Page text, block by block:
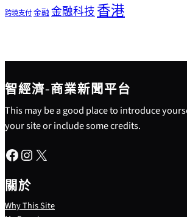
跨境支付金融 金融科技 香港
智經濟-商業新聞平台
This may be a good place to introduce
your site or include some credits.
Facebook Instagram X
關於
Why This Site